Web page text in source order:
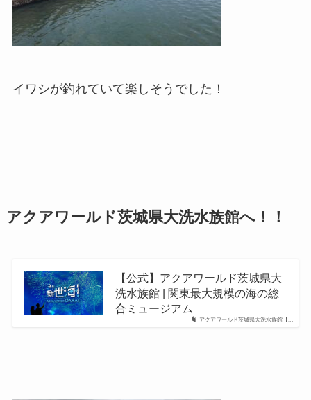
イワシが釣れていて楽しそうでした！
アクアワールド茨城県大洗水族館へ！！
アクアワールド茨城県大洗水族館【...
【公式】アクアワールド茨城県大
洗水族館 | 関東最大規模の海の総
合ミュージアム